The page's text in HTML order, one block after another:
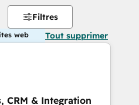
Filtres
web Tout supprimer
CRM & Integration